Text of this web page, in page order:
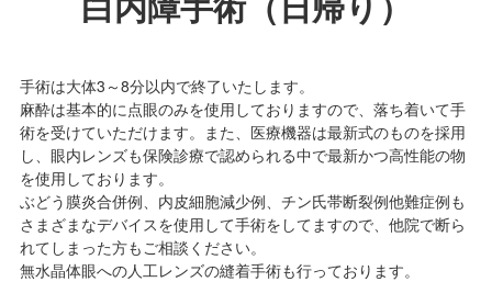
手術は大体3～8分以内で終了いたします。
麻酔は基本的に点眼のみを使用しておりますので、落ち着いて手
術を受けていただけます。また、医療機器は最新式のものを採用
し、眼内レンズも保険診療で認められる中で最新かつ高性能の物
を使用しております。
ぶどう膜炎合併例、内皮細胞減少例、チン氏帯断裂例他難症例も
さまざまなデバイスを使用して手術をしてますので、他院で断ら
れてしまった方もご相談ください。
無水晶体眼への人工レンズの縫着手術も行っております。